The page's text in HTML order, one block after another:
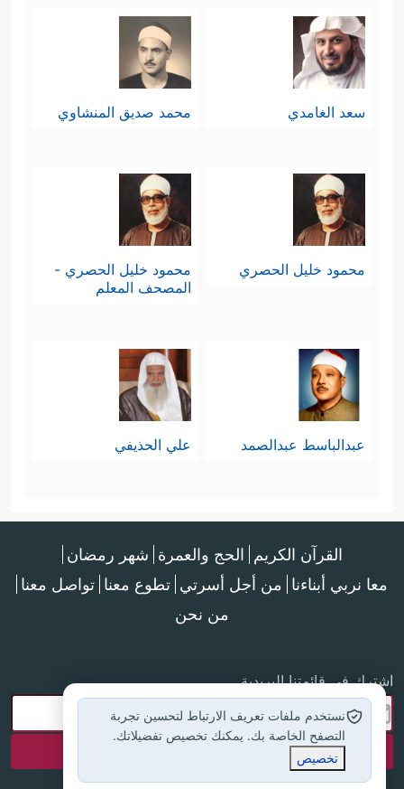
سعد الغامدي محمد صديق المنشاوي
محمود خليل الحصري
محمود خليل الحصري -
المصحف المعلم
عبدالباسط عبدالصمد علي الحذيفي
القرآن الكريم الحج والعمرة شهر رمضان
معا نربي أبناءنا من أجل أسرتي تطوع معنا تواصل معنا
من نحن
اشترك في قائمتنا البريدية
نستخدم ملفات تعريف الارتباط لتحسين تجربة
التصفح الخاصة بك. يمكنك تخصيص تفضيلاتك.
تخصيص